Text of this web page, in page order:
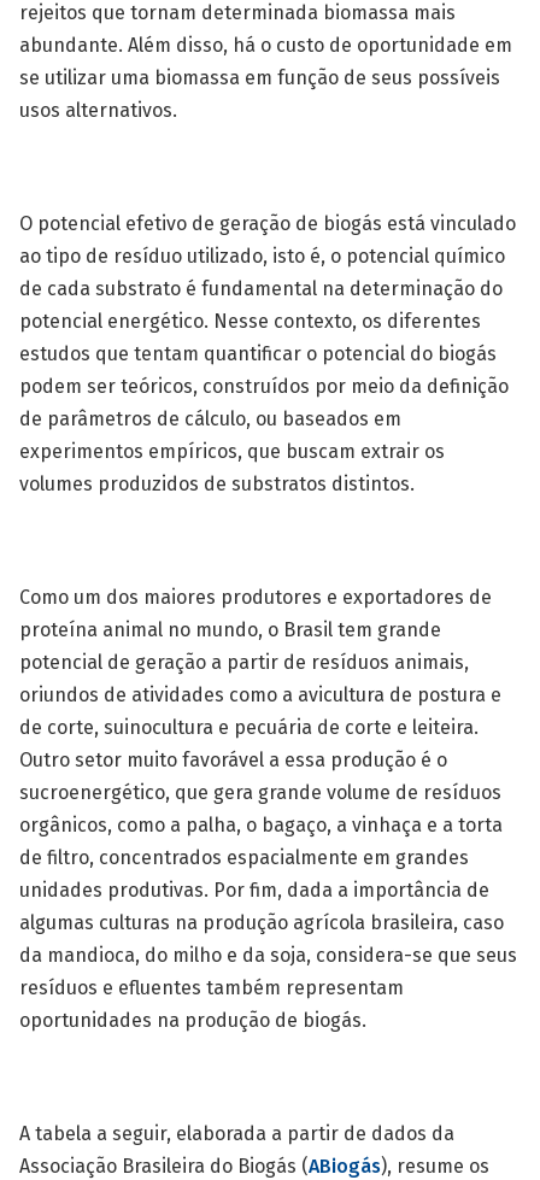
rejeitos que tornam determinada biomassa mais
abundante. Além disso, há o custo de oportunidade em
se utilizar uma biomassa em função de seus possíveis
usos alternativos.
O potencial efetivo de geração de biogás está vinculado
ao tipo de resíduo utilizado, isto é, o potencial químico
de cada substrato é fundamental na determinação do
potencial energético. Nesse contexto, os diferentes
estudos que tentam quantificar o potencial do biogás
podem ser teóricos, construídos por meio da definição
de parâmetros de cálculo, ou baseados em
experimentos empíricos, que buscam extrair os
volumes produzidos de substratos distintos.
Como um dos maiores produtores e exportadores de
proteína animal no mundo, o Brasil tem grande
potencial de geração a partir de resíduos animais,
oriundos de atividades como a avicultura de postura e
de corte, suinocultura e pecuária de corte e leiteira.
Outro setor muito favorável a essa produção é o
sucroenergético, que gera grande volume de resíduos
orgânicos, como a palha, o bagaço, a vinhaça e a torta
de filtro, concentrados espacialmente em grandes
unidades produtivas. Por fim, dada a importância de
algumas culturas na produção agrícola brasileira, caso
da mandioca, do milho e da soja, considera-se que seus
resíduos e efluentes também representam
oportunidades na produção de biogás.
A tabela a seguir, elaborada a partir de dados da
Associação Brasileira do Biogás (ABiogás), resume os